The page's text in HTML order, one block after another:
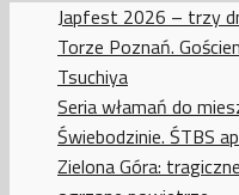
Japfest 2026 – trzy
Torze Poznań.
Tsuchiya
Seria włamań do
Świebodzinie. ŚTBS
Zielona Góra: